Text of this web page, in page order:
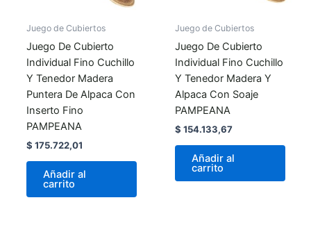
Juego de Cubiertos
Juego De Cubierto
Individual Fino Cuchillo
Y Tenedor Madera
Puntera De Alpaca Con
Inserto Fino
PAMPEANA
$ 175.722,01
Añadir al
carrito
Juego de Cubiertos
Juego De Cubierto
Individual Fino Cuchillo
Y Tenedor Madera Y
Alpaca Con Soaje
PAMPEANA
$ 154.133,67
Añadir al
carrito